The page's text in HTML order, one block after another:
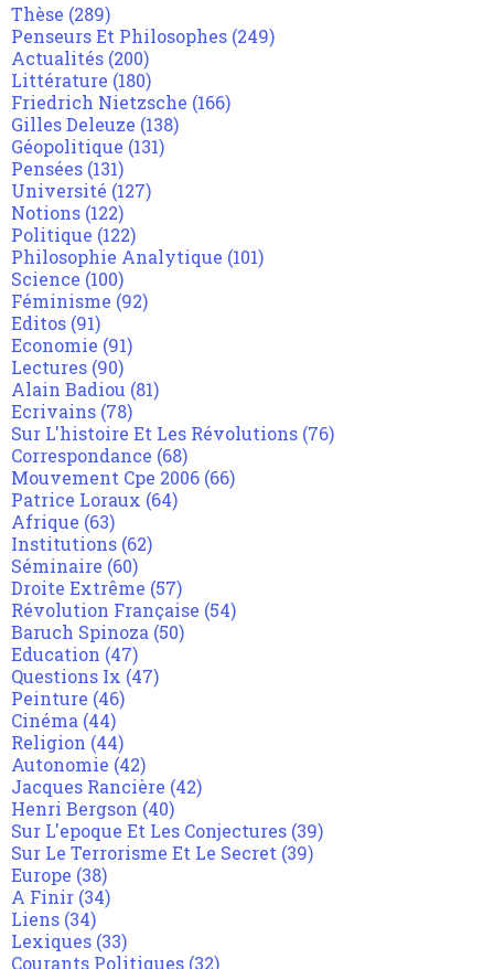
Thèse (289)
Penseurs Et Philosophes (249)
Actualités (200)
Littérature (180)
Friedrich Nietzsche (166)
Gilles Deleuze (138)
Géopolitique (131)
Pensées (131)
Université (127)
Notions (122)
Politique (122)
Philosophie Analytique (101)
Science (100)
Féminisme (92)
Editos (91)
Economie (91)
Lectures (90)
Alain Badiou (81)
Ecrivains (78)
Sur L'histoire Et Les Révolutions (76)
Correspondance (68)
Mouvement Cpe 2006 (66)
Patrice Loraux (64)
Afrique (63)
Institutions (62)
Séminaire (60)
Droite Extrême (57)
Révolution Française (54)
Baruch Spinoza (50)
Education (47)
Questions Ix (47)
Peinture (46)
Cinéma (44)
Religion (44)
Autonomie (42)
Jacques Rancière (42)
Henri Bergson (40)
Sur L'epoque Et Les Conjectures (39)
Sur Le Terrorisme Et Le Secret (39)
Europe (38)
A Finir (34)
Liens (34)
Lexiques (33)
Courants Politiques (32)